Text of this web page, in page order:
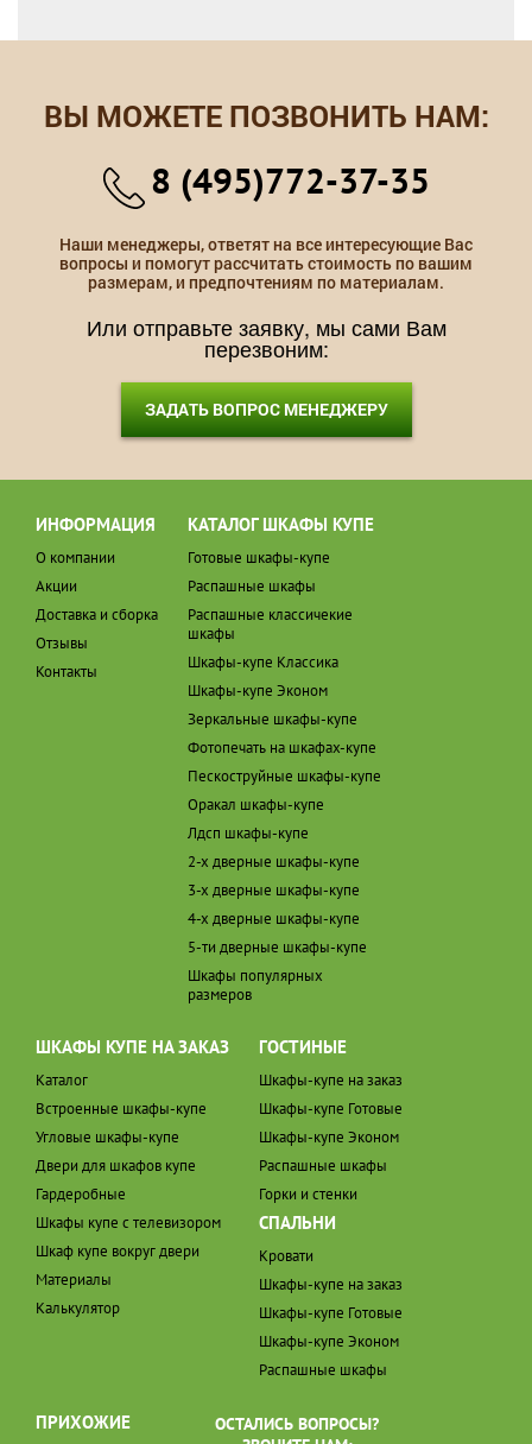
ВЫ МОЖЕТЕ ПОЗВОНИТЬ НАМ:
8 (495)772-37-35
Наши менеджеры, ответят на все интересующие Вас
вопросы и помогут рассчитать стоимость по вашим
размерам, и предпочтениям по материалам.
Или отправьте заявку, мы сами Вам
перезвоним:
ЗАДАТЬ ВОПРОС МЕНЕДЖЕРУ
ИНФОРМАЦИЯ
О компании
Акции
Доставка и сборка
Отзывы
Контакты
КАТАЛОГ ШКАФЫ КУПЕ
Готовые шкафы-купе
Распашные шкафы
Распашные классичекие
шкафы
Шкафы-купе Классика
Шкафы-купе Эконом
Зеркальные шкафы-купе
Фотопечать на шкафах-купе
Пескоструйные шкафы-купе
Оракал шкафы-купе
Лдсп шкафы-купе
2-х дверные шкафы-купе
3-х дверные шкафы-купе
4-х дверные шкафы-купе
5-ти дверные шкафы-купе
Шкафы популярных
размеров
ШКАФЫ КУПЕ НА ЗАКАЗ
Каталог
Встроенные шкафы-купе
Угловые шкафы-купе
Двери для шкафов купе
Гардеробные
Шкафы купе с телевизором
Шкаф купе вокруг двери
Материалы
Калькулятор
ГОСТИНЫЕ
Шкафы-купе на заказ
Шкафы-купе Готовые
Шкафы-купе Эконом
Распашные шкафы
Горки и стенки
СПАЛЬНИ
Кровати
Шкафы-купе на заказ
Шкафы-купе Готовые
Шкафы-купе Эконом
Распашные шкафы
ПРИХОЖИЕ
ОСТАЛИСЬ ВОПРОСЫ?